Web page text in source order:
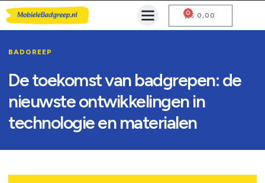
€ 0,00
0
BADGREEP
De toekomst van badgrepen: de
nieuwste ontwikkelingen in
technologie en materialen